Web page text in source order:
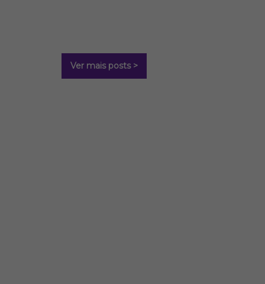
Ver mais posts >